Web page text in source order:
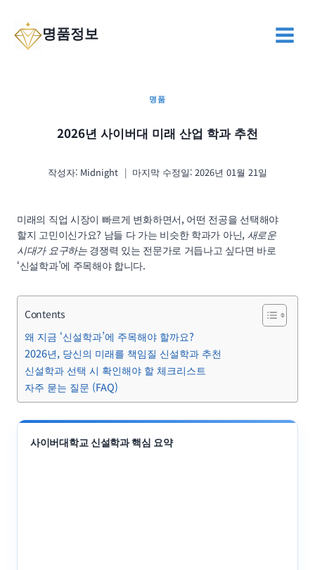
content명품정보
명품
2026년 사이버대 미래 산업 학과 추천
작성자: Midnight 마지막 수정일: 2026년 01월 21일
미래의 직업 시장이 빠르게 변화하면서, 어떤 전공을 선택해야
할지 고민이신가요? 남들 다 가는 비슷한 학과가 아닌, 새로운
시대가 요구하는경쟁력 있는 전문가로 거듭나고 싶다면 바로
‘신설학과’에 주목해야 합니다.
Contents
왜 지금 ‘신설학과’에 주목해야 할까요?
2026년, 당신의 미래를 책임질 신설학과 추천
신설학과 선택 시 확인해야 할 체크리스트
자주 묻는 질문 (FAQ)
사이버대학교 신설학과 핵심 요약